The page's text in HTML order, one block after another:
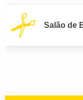
Salão de